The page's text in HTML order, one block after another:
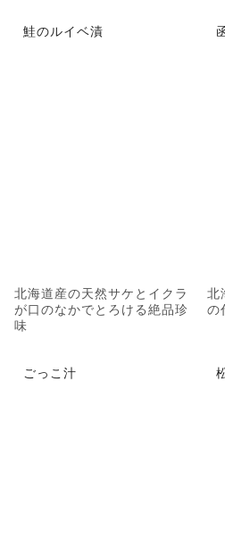
鮭のルイベ漬
北海道産の天然サケとイクラ
が口のなかでとろける絶品珍
味
北
の
ごっこ汁